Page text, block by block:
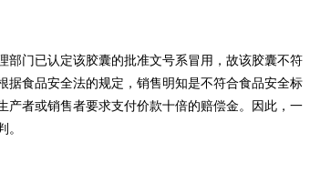
门已认定该胶囊的批准文号系冒用，故该胶囊不符
据食品安全法的规定，销售明知是不符合食品安全标
产者或销售者要求支付价款十倍的赔偿金。因此，一